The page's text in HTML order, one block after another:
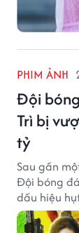
PHIM ẢNH
Đội
Trì bị
tỷ
Sau gần
Đội bóng
dấu hiệu